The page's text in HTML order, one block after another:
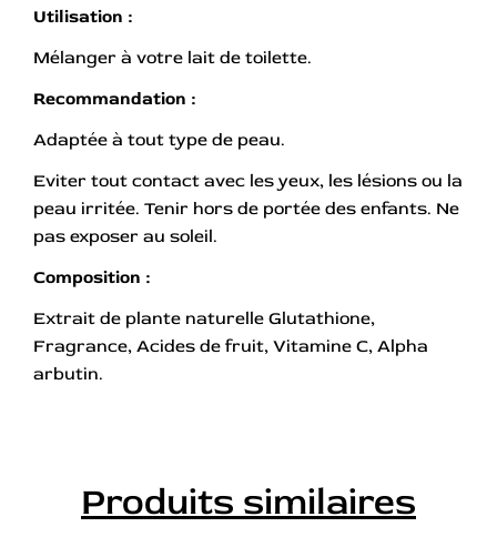
Utilisation :
Mélanger à votre lait de toilette.
Recommandation :
Adaptée à tout type de peau.
Eviter tout contact avec les yeux, les lésions ou la
peau irritée. Tenir hors de portée des enfants. Ne
pas exposer au soleil.
Composition :
Extrait de plante naturelle Glutathione,
Fragrance, Acides de fruit, Vitamine C, Alpha
arbutin.
Produits similaires